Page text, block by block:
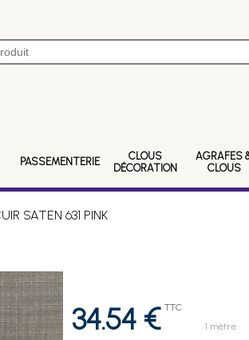
PASSEMENTERIE
CLOUS
DÉCORATION
AGRAFES
CLOUS
SATEN 631 PINK
34.54 € TTC
1 mètre